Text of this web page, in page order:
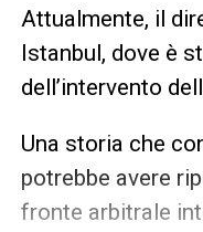
Attualmente, il
Istanbul, dove è
dell’intervento
Una storia che
potrebbe avere
fronte arbitrale